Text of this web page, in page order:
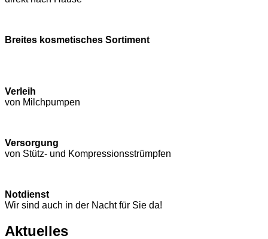
Breites kosmetisches Sortiment
Verleih
von Milchpumpen
Versorgung
von Stütz- und Kompressions­strümpfen
Notdienst
Wir sind auch in der Nacht für Sie da!
Aktuelles